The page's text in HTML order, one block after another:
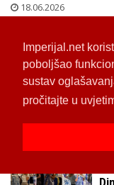
Imperijal.net
poboljšao
sustav
pročitajte u
18.06.2026
Knjaza tvrdio
U svim medijskim
roditeljima i obitelji